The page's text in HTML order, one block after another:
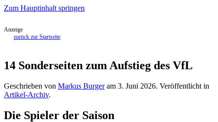
Zum Hauptinhalt springen
Anzeige
zurück zur Startseite
14 Sonderseiten zum Aufstieg des VfL
Geschrieben von Markus Burgeram 3. Juni 2026. Veröffentlicht in
Artikel-Archiv.
Die Spieler der Saison